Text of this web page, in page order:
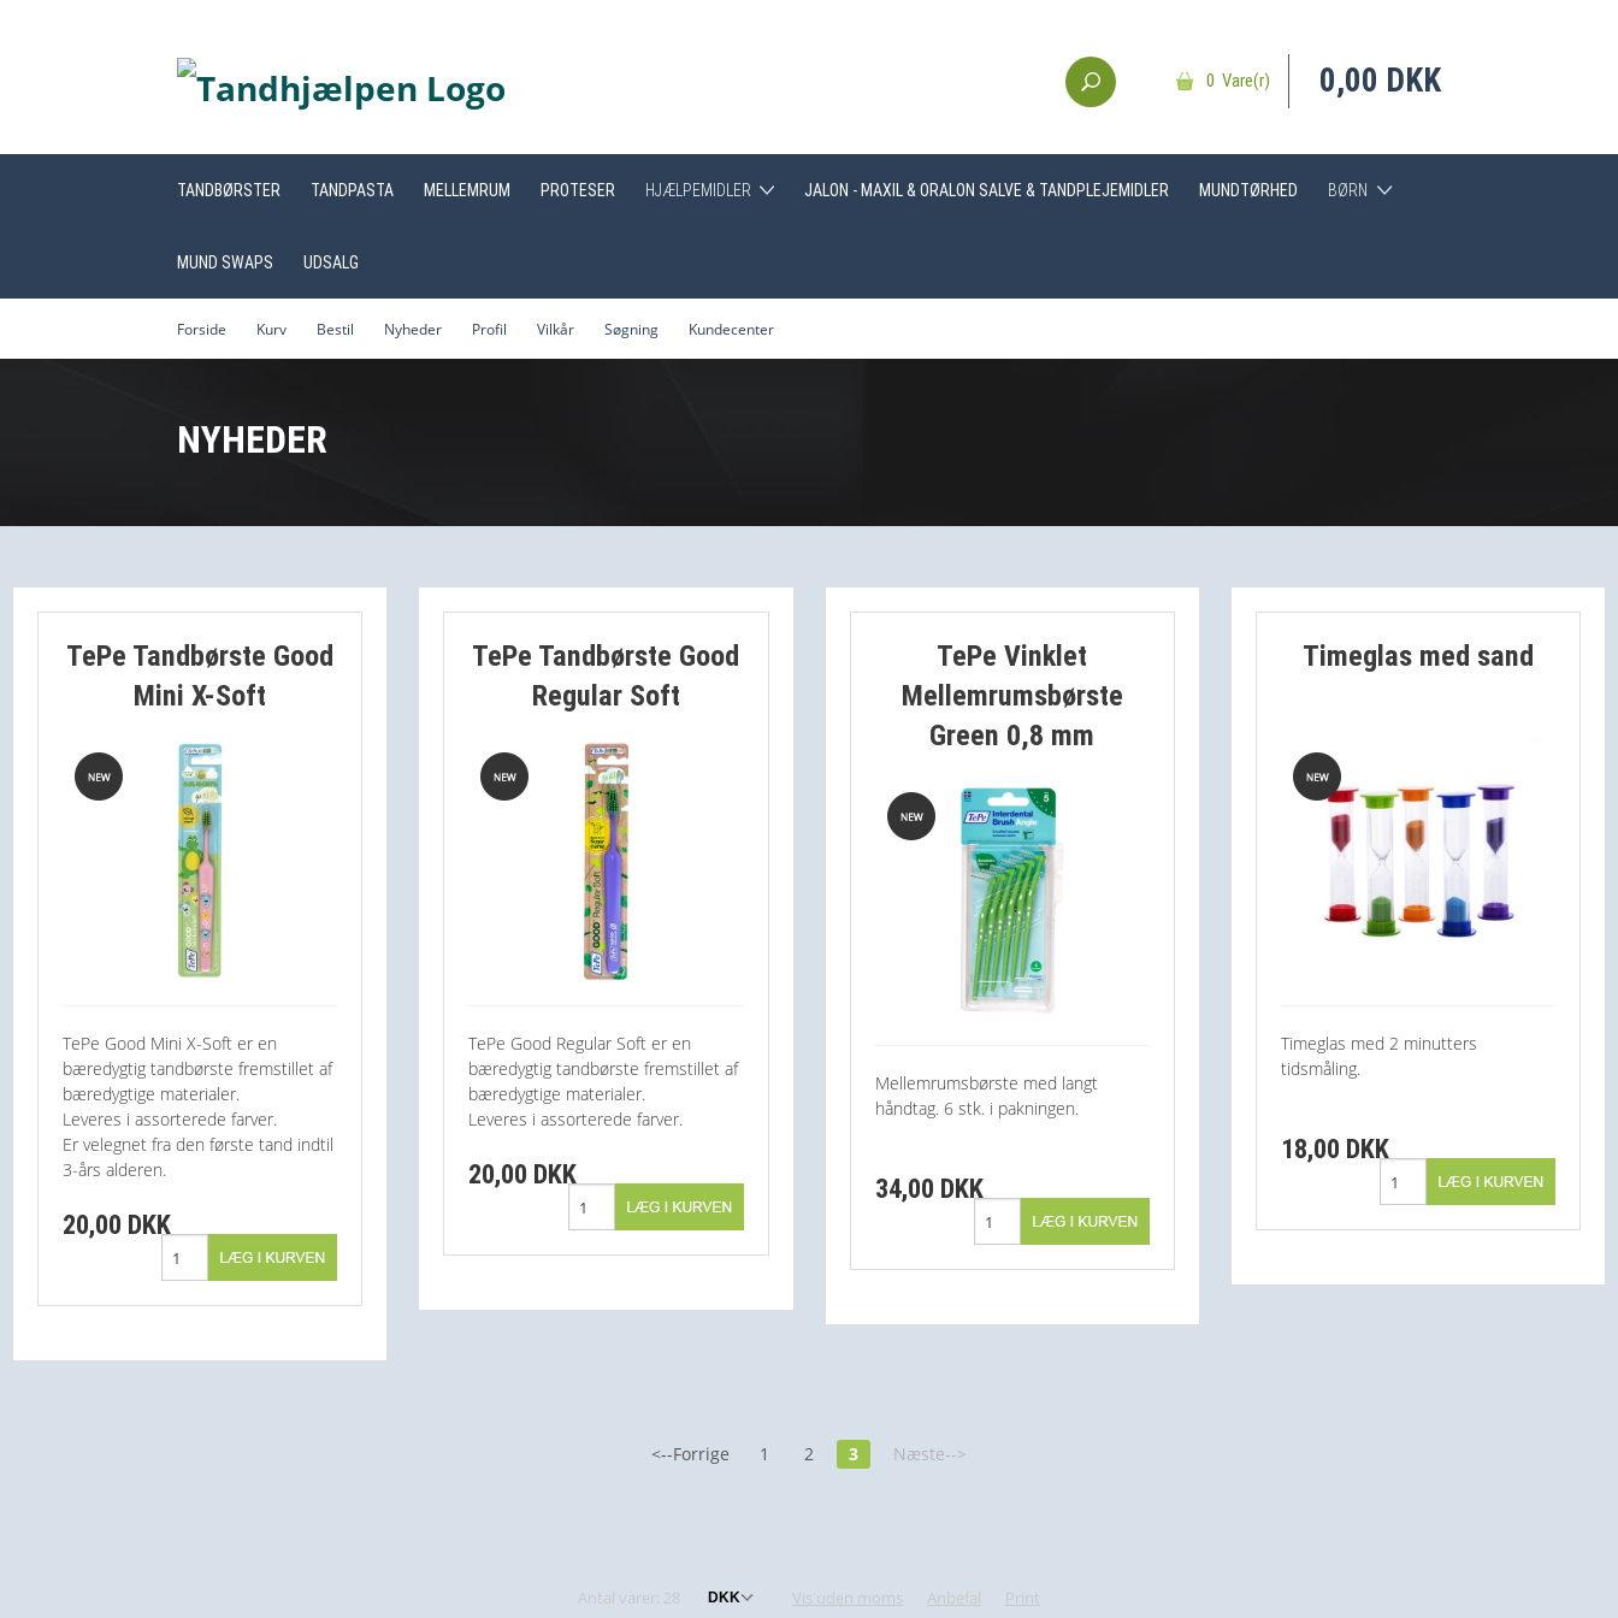
0 Vare(r) 0,00 DKK
TANDBØRSTER TANDPASTA MELLEMRUM PROTESER HJÆLPEMIDLER
Hjælpemidler generelt
JALON - MAXIL & ORALON SALVE & TANDPLEJEMIDLER MUNDTØRHED BØRN
MUND SWAPS UDSALG
Forside Kurv Bestil Nyheder Profil Vilkår Søgning Kundecenter
NYHEDER
TePe Tandbørste Good
Mini X-Soft
TePe Good Mini X-Soft er en
bæredygtig tandbørste fremstillet af
bæredygtige materialer.
Leveres i assorterede farver.
Er velegnet fra den første tand indtil
3-års alderen.
20,00 DKK
TePe Tandbørste Good
Regular Soft
TePe Good Regular Soft er en
bæredygtig tandbørste fremstillet af
bæredygtige materialer.
Leveres i assorterede farver.
20,00 DKK
TePe Vinklet
Mellemrumsbørste
Green 0,8 mm
Mellemrumsbørste med langt
håndtag. 6 stk. i pakningen.
34,00 DKK
Timeglas med sand
Timeglas med 2 minutters
tidsmåling.
18,00 DKK
<--Forrige 1 2 3 Næste-->
Antal varer: 28 Vis uden moms Anbefal Print